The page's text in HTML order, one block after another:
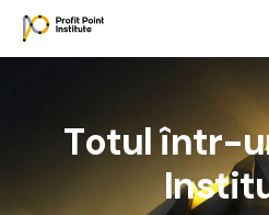
Totulîntr-u
Instit